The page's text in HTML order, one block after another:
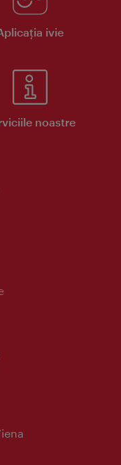
ivie
noastre